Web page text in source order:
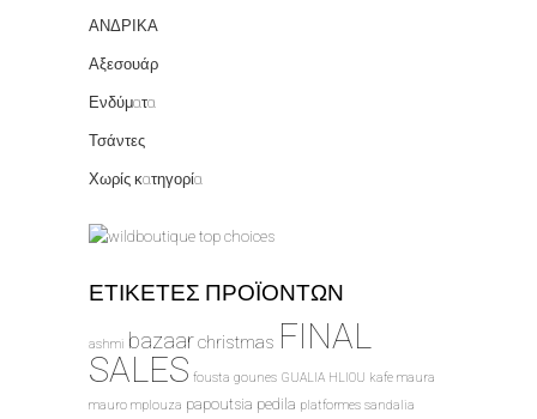
ΑΝΔΡΙΚΑ
Αξεσουάρ
Ενδύματα
Τσάντες
Χωρίς κατηγορία
ΕΤΙΚΈΤΕΣ ΠΡΟΪΌΝΤΩΝ
ashmi bazaarchristmas FINAL
SALES fousta gounes GUALIA HLIOU kafe maura
mauro mplouza papoutsia pedila platformes sandalia